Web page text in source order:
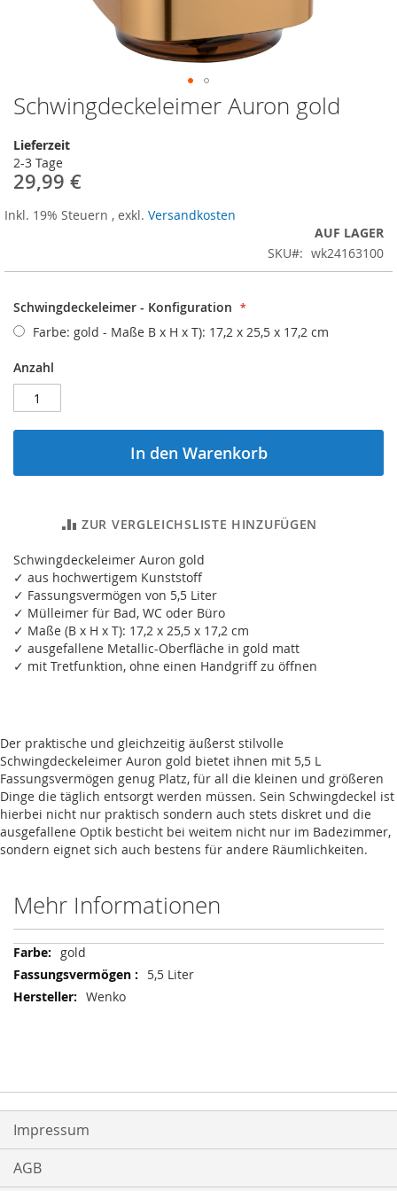
Schwingdeckeleimer Auron gold
Lieferzeit
2-3 Tage
29,99 €
Inkl. 19% Steuern , exkl. Versandkosten
AUF LAGER
SKU
wk24163100
Schwingdeckeleimer - Konfiguration
Farbe: gold - Maße B x H x T): 17,2 x 25,5 x 17,2 cm
Anzahl
In den Warenkorb
ZUR VERGLEICHSLISTE HINZUFÜGEN
Schwingdeckeleimer Auron gold
✓ aus hochwertigem Kunststoff
✓ Fassungsvermögen von 5,5 Liter
✓ Mülleimer für Bad, WC oder Büro
✓ Maße (B x H x T): 17,2 x 25,5 x 17,2 cm
✓ ausgefallene Metallic-Oberfläche in gold matt
✓ mit Tretfunktion, ohne einen Handgriff zu öffnen
Zum
Anfang
der
Bildergalerie
springen
Der praktische und gleichzeitig äußerst stilvolle
Schwingdeckeleimer Auron gold bietet ihnen mit 5,5 L
Fassungsvermögen genug Platz, für all die kleinen und größeren
Dinge die täglich entsorgt werden müssen. Sein Schwingdeckel ist
hierbei nicht nur praktisch sondern auch stets diskret und die
ausgefallene Optik besticht bei weitem nicht nur im Badezimmer,
sondern eignet sich auch bestens für andere Räumlichkeiten.
Mehr Informationen
Mehr
Informationen
gold
5,5 Liter
Wenko
Impressum
AGB